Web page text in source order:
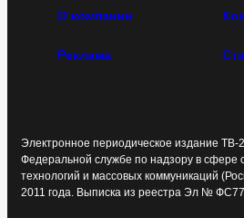
О компании
Реклама
Электронное периодическое издание ТВ-
Федеральной службе по надзору в сфере
технологий и массовых коммуникаций
2011 года. Выписка из реестра Эл №